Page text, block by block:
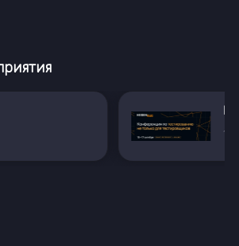
Heisenbug 2026. Конференция по тестированию не только для тестировщиков
Санкт-Петербург